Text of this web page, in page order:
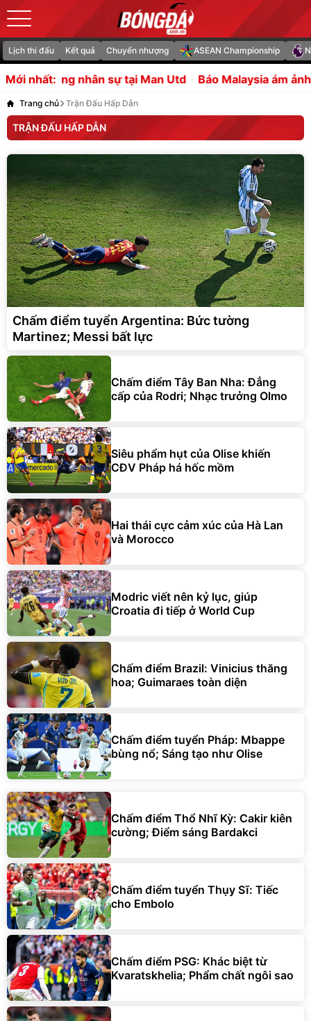
Lịch thi đấu Kết quả Chuyển nhượng ASEAN Championship
Mới nhất:nhân sự tại Man Utd Báo Malaysia ám ảnh vì 12
Trang chủ Trận Đấu Hấp Dẫn
TRẬN ĐẤU HẤP DẪN
Chấm điểm tuyển Argentina: Bức tường
Martinez; Messi bất lực
Chấm điểm Tây Ban Nha: Đẳng
cấp của Rodri; Nhạc trưởng Olmo
Siêu phẩm hụt của Olise khiến
CĐV Pháp há hốc mồm
Hai thái cực cảm xúc của Hà Lan
và Morocco
Modric viết nên kỷ lục, giúp
Croatia đi tiếp ở World Cup
Chấm điểm Brazil: Vinicius thăng
hoa; Guimaraes toàn diện
Chấm điểm tuyển Pháp: Mbappe
bùng nổ; Sáng tạo như Olise
Chấm điểm Thổ Nhĩ Kỳ: Cakir kiên
cường; Điểm sáng Bardakci
Chấm điểm tuyển Thụy Sĩ: Tiếc
cho Embolo
Chấm điểm PSG: Khác biệt từ
Kvaratskhelia; Phẩm chất ngôi sao